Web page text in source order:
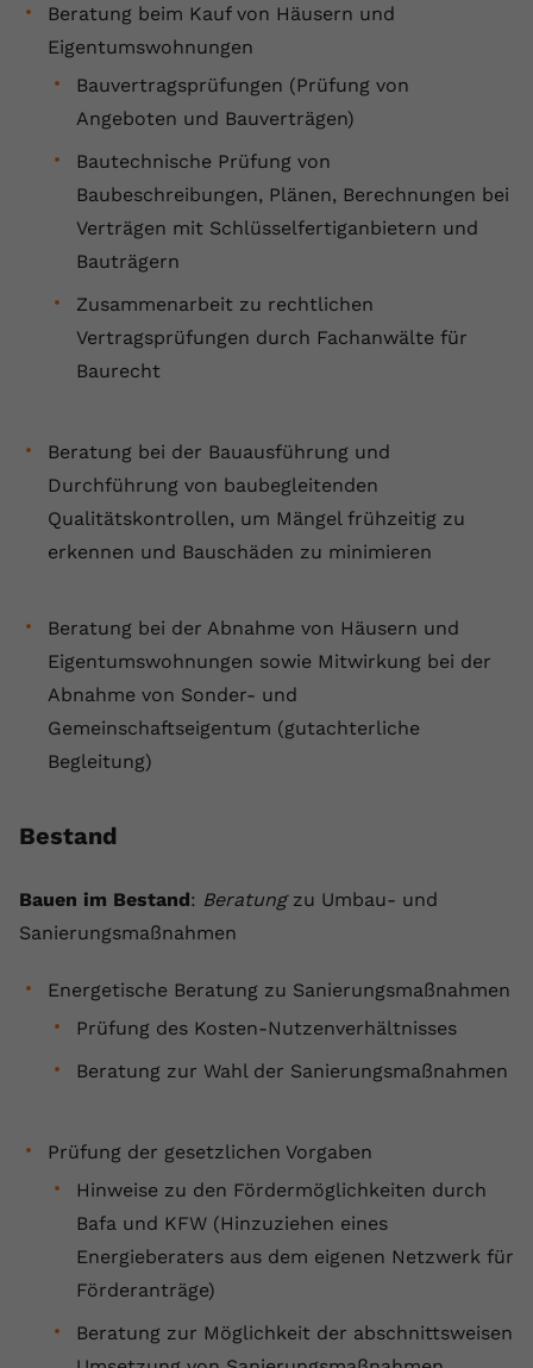
Beratung beim Kauf von Häusern und
Eigentumswohnungen
Bauvertragsprüfungen (Prüfung von
Angeboten und Bauverträgen)
Bautechnische Prüfung von
Baubeschreibungen, Plänen, Berechnungen bei
Verträgen mit Schlüsselfertiganbietern und
Bauträgern
Zusammenarbeit zu rechtlichen
Vertragsprüfungen durch Fachanwälte für
Baurecht
Beratung bei der Bauausführung und
Durchführung von baubegleitenden
Qualitätskontrollen, um Mängel frühzeitig zu
erkennen und Bauschäden zu minimieren
Beratung bei der Abnahme von Häusern und
Eigentumswohnungen sowie Mitwirkung bei der
Abnahme von Sonder- und
Gemeinschaftseigentum (gutachterliche
Begleitung)
Bestand
Bauen im Bestand: Beratungzu Umbau- und
Sanierungsmaßnahmen
Energetische Beratung zu Sanierungsmaßnahmen
Prüfung des Kosten-Nutzenverhältnisses
Beratung zur Wahl der Sanierungsmaßnahmen
Prüfung der gesetzlichen Vorgaben
Hinweise zu den Fördermöglichkeiten durch
Bafa und KFW (Hinzuziehen eines
Energieberaters aus dem eigenen Netzwerk für
Förderanträge)
Beratung zur Möglichkeit der abschnittsweisen